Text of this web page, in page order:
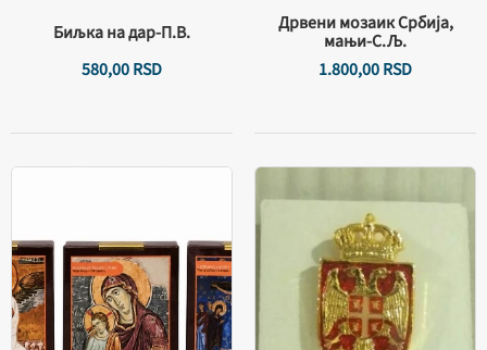
Биљка на дар-П.В.
580,00RSD
Дрвени мозаик Србија,
мањи-С.Љ.
1.800,00RSD